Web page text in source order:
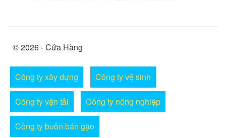
© 2026 - Cửa Hàng
Công ty xây dựng Công ty vệ sinh
Công ty vận tải Công ty nông nghiệp
Công ty buôn bán gạo